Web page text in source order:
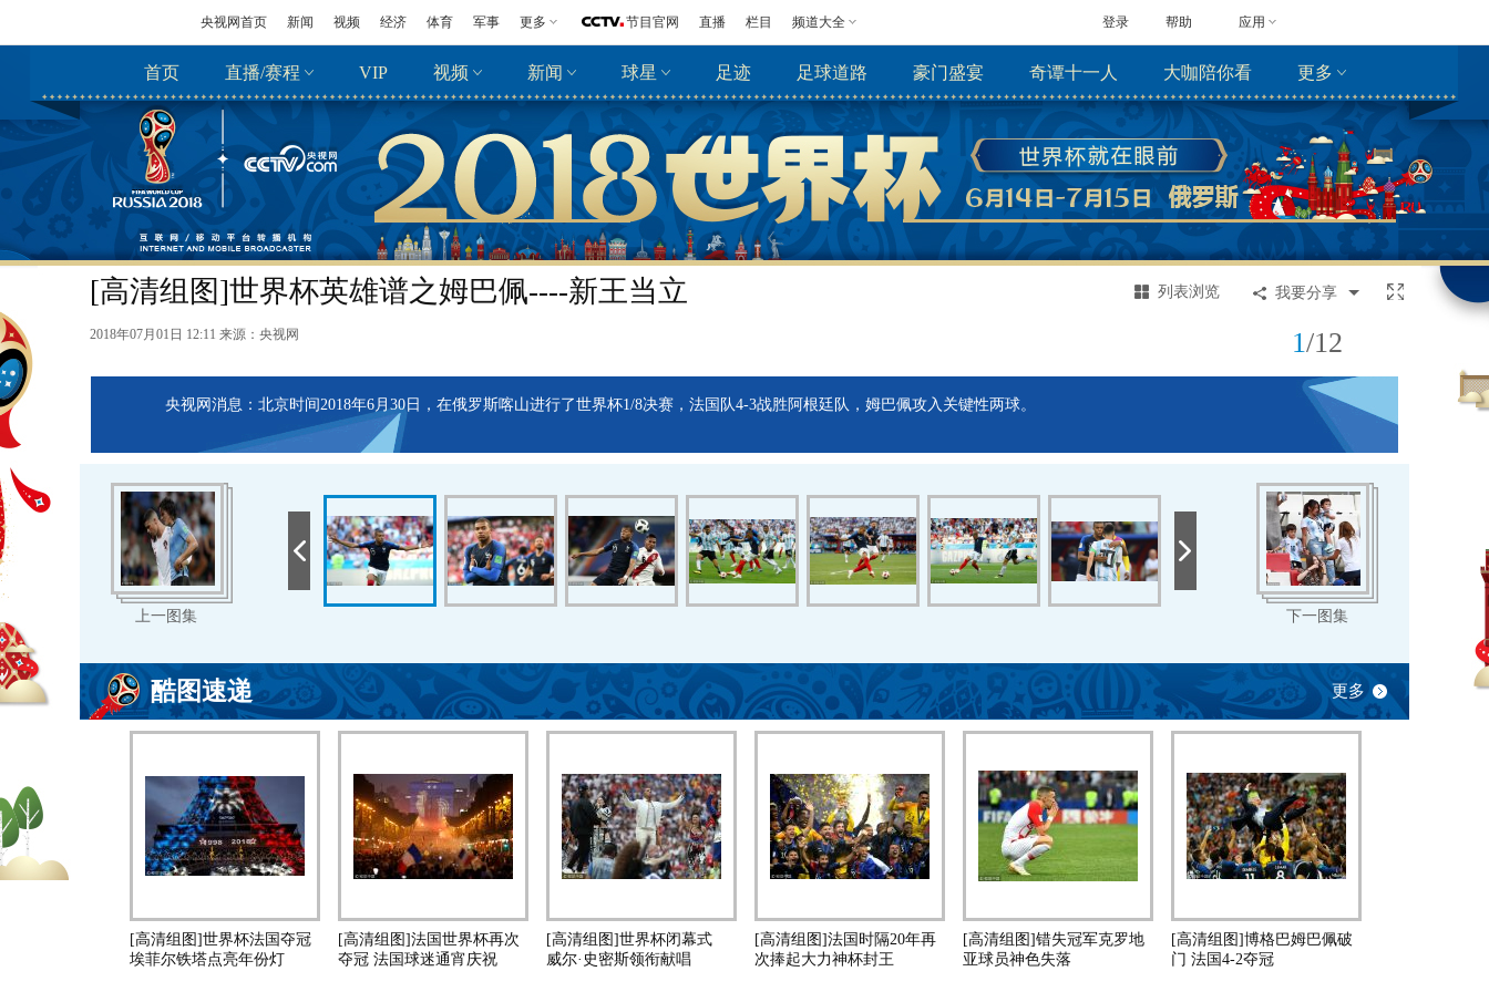
央视网首页 新闻 视频 经济 体育 军事 更多 节目官网 直播 栏目 频道大全 帮助 应用
登录
首页 直播/赛程 VIP 视频 新闻 球星 足迹 足球道路 豪门盛宴 奇谭十一人 大咖陪你看 更多
[高清组图]世界杯英雄谱之姆巴佩----新王当立
1/12
列表浏览 我要分享
2018年07月01日 12:11 来源： 央视网
央视网消息：北京时间2018年6月30日，在俄罗斯喀山进行了世界杯1/8决赛，法国队4-3战胜阿根廷队，姆巴佩攻入关键性两球。
上一图集 下一图集
酷图速递 更多
[高清组图]世界杯法国夺冠
埃菲尔铁塔点亮年份灯
[高清组图]法国世界杯再次
夺冠 法国球迷通宵庆祝
[高清组图]世界杯闭幕式
威尔·史密斯领衔献唱
[高清组图]法国时隔20年再
次捧起大力神杯封王
[高清组图]错失冠军克罗地
亚球员神色失落
[高清组图]博格巴姆巴佩破
门 法国4-2夺冠